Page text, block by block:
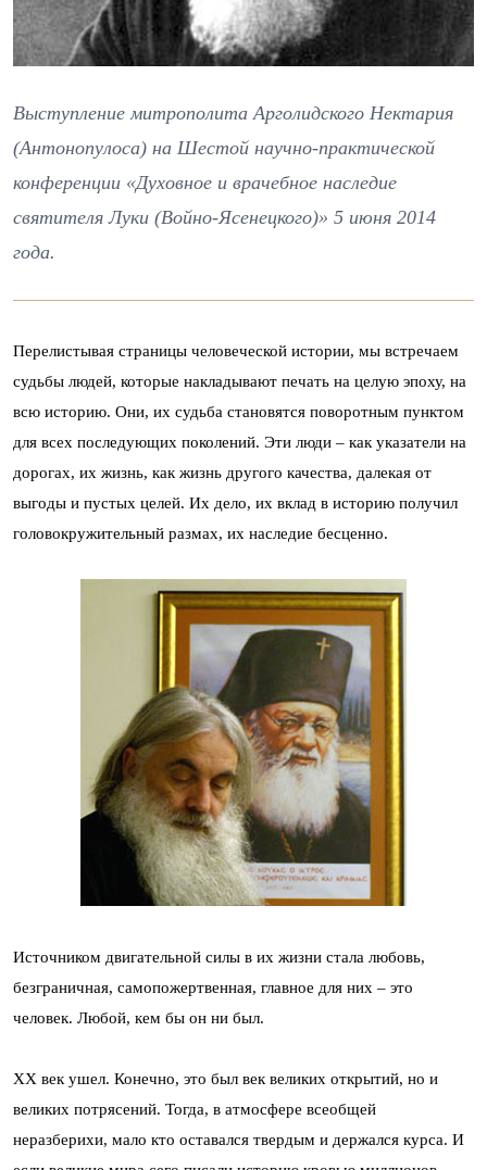
Выступление митрополита Арголидского Нектария
(Антонопулоса) на Шестой научно-практической
конференции «Духовное и врачебное наследие
святителя Луки (Войно-Ясенецкого)» 5 июня 2014
года.
Перелистывая страницы человеческой истории, мы встречаем
судьбы людей, которые накладывают печать на целую эпоху, на
всю историю. Они, их судьба становятся поворотным пунктом
для всех последующих поколений. Эти люди – как указатели на
дорогах, их жизнь, как жизнь другого качества, далекая от
выгоды и пустых целей. Их дело, их вклад в историю получил
головокружительный размах, их наследие бесценно.
Источником двигательной силы в их жизни стала любовь,
безграничная, самопожертвенная, главное для них – это
человек. Любой, кем бы он ни был.
XX век ушел. Конечно, это был век великих открытий, но и
великих потрясений. Тогда, в атмосфере всеобщей
неразберихи, мало кто оставался твердым и держался курса. И